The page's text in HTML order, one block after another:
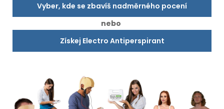
Vyber, kde se zbavíš nadměrného pocení
nebo
Získej Electro Antiperspirant